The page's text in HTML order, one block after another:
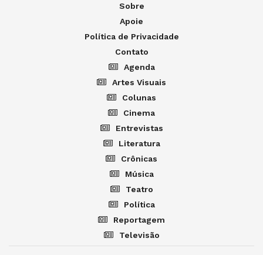
Sobre
Apoie
Política de Privacidade
Contato
Agenda
Artes Visuais
Colunas
Cinema
Entrevistas
Literatura
Crônicas
Música
Teatro
Política
Reportagem
Televisão